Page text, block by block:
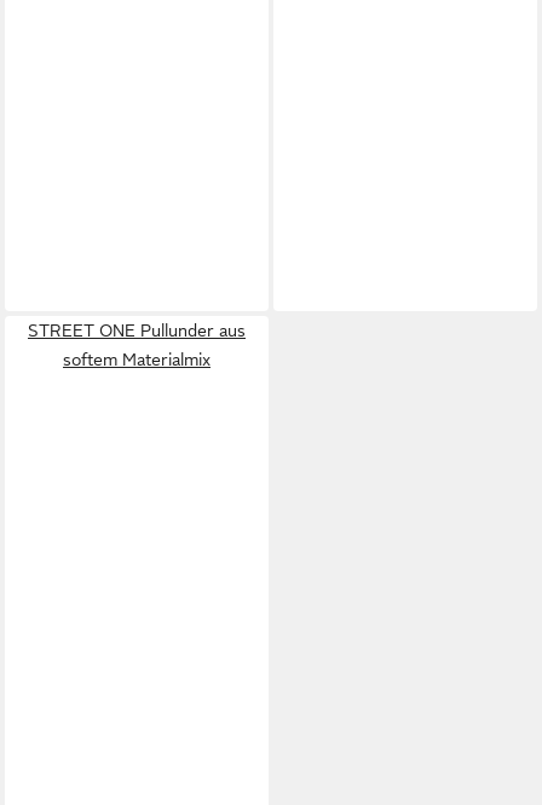
STREET ONE Pullunder aus
softem Materialmix